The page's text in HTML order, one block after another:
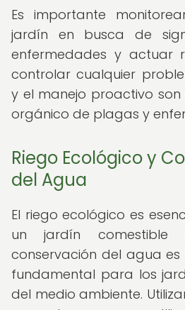
Es importante
jardín en busca de
enfermedades y actuar
controlar cualquier
y el manejo proactivo
orgánico de plagas y
Riego Ecológico y
del Agua
El riego ecológico es
un jardín comestible
conservación del agua
fundamental para los
del medio ambiente.